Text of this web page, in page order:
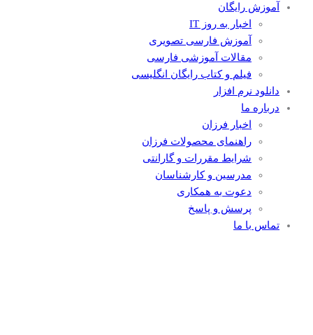
آموزش رایگان
اخبار به روز IT
آموزش فارسی تصویری
مقالات آموزشی فارسی
فیلم و کتاب رایگان انگلیسی
دانلود نرم افزار
درباره ما
اخبار فرزان
راهنمای محصولات فرزان
شرایط مقررات و گارانتی
مدرسین و کارشناسان
دعوت به همکاری
پرسش و پاسخ
تماس با ما